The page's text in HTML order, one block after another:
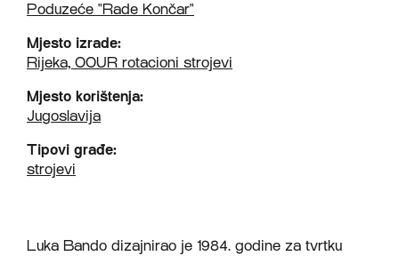
Poduzeće "Rade Končar"
Mjesto izrade:
Rijeka, OOUR rotacioni strojevi
Mjesto korištenja:
Jugoslavija
Tipovi građe:
strojevi
Luka Bando dizajnirao je 1984. godine za tvrtku